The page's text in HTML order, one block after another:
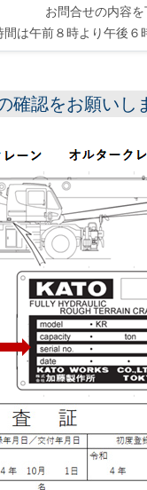
お問合せの内容
は午前８時より午後６
確認をお願いし